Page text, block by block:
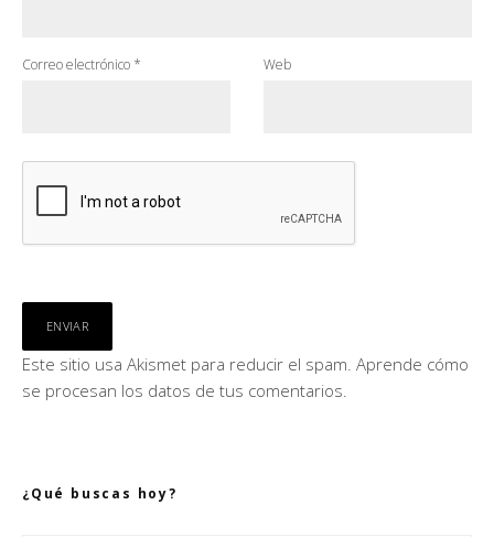
Correo electrónico * Web
Este sitio usa Akismet para reducir el spam. Aprende cómo
se procesan los datos de tus comentarios.
¿Qué buscas hoy?